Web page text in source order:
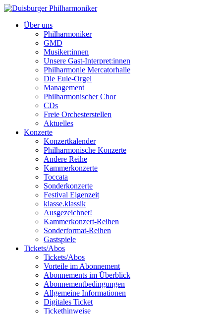
Über uns
Philharmoniker
GMD
Musiker:innen
Unsere Gast-Interpret:innen
Philharmonie Mercatorhalle
Die Eule-Orgel
Management
Philharmonischer Chor
CDs
Freie Orchesterstellen
Aktuelles
Konzerte
Konzertkalender
Philharmonische Konzerte
Andere Reihe
Kammerkonzerte
Toccata
Sonderkonzerte
Festival Eigenzeit
klasse.klassik
Ausgezeichnet!
Kammerkonzert-Reihen
Sonderformat-Reihen
Gastspiele
Tickets/Abos
Tickets/Abos
Vorteile im Abonnement
Abonnements im Überblick
Abonnement­bedingungen
Allgemeine Informationen
Digitales Ticket
Ticket­hinweise